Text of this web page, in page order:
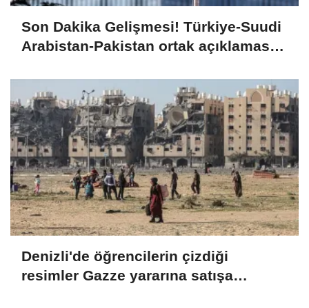
Son Dakika Gelişmesi! Türkiye-Suudi
Arabistan-Pakistan ortak açıklaması:
savunma işbirliğinin tüm boyutlarıyla
geliştirilmesini öngörmektedir
Denizli'de öğrencilerin çizdiği
resimler Gazze yararına satışa